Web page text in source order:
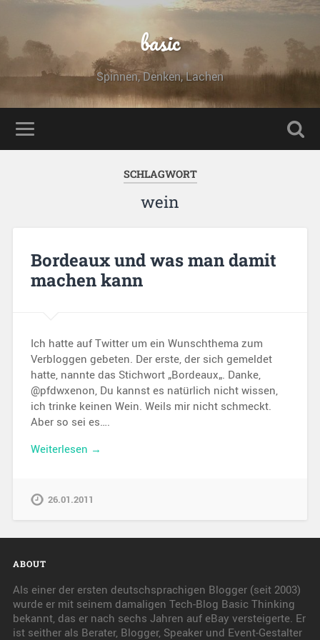
basic
Spinnen, Denken, Lachen
SCHLAGWORT
wein
Bordeaux und was man damit
machen kann
Ich hatte auf Twitter um ein Wunschthema zum
Verbloggen gebeten. Der erste, der sich gemeldet
hatte, nannte das Stichwort „Bordeaux„. Danke,
@pfdwxenon, Du kannst es natürlich nicht wissen,
ich trinke keinen Wein. Weils mir nicht schmeckt.
Aber so sei es….
Weiterlesen →
26.01.2011
ABOUT
Als einer der ersten deutschsprachigen Blogger (seit 2003)
wurde er mit seinem damaligen Tech-Blog Basic Thinking
bekannt, das er nach sechs Jahren auf eBay versteigerte. Er
ist seither als Berater, Blogger, Speaker und Event-Gestalter